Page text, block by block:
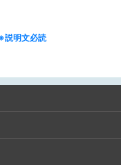
説明文必読